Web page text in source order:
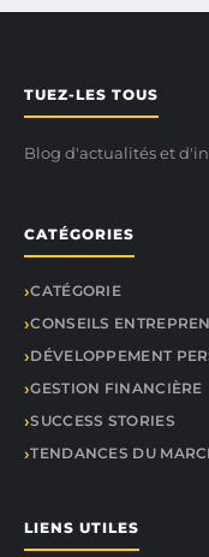
TUEZ-LES TOUS
Blog d'actualités et
CATÉGORIES
CATÉGORIE
CONSEILS
DÉVELOPPEMENT
GESTION FINANCIÈRE
SUCCESS STORIES
TENDANCES DU
LIENS UTILES